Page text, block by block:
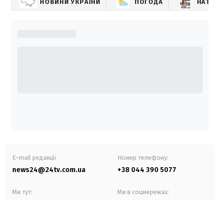
НОВИНИ УКРАЇНИ ПОГОДА
E-mail редакції
news24@24tv.com.ua
Номер телефону:
+38 044 390 5077
Ми тут: Ми в соцмережах: